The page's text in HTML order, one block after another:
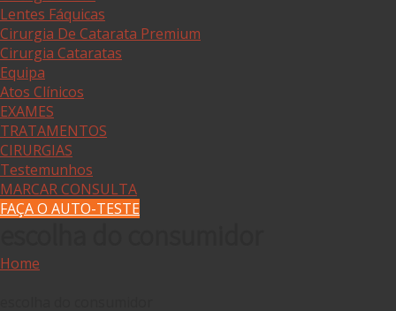
Lentes Fáquicas
Cirurgia De Catarata Premium
Cirurgia Cataratas
Equipa
Atos Clínicos
EXAMES
TRATAMENTOS
CIRURGIAS
Testemunhos
MARCAR CONSULTA
FAÇA O AUTO-TESTE
Home